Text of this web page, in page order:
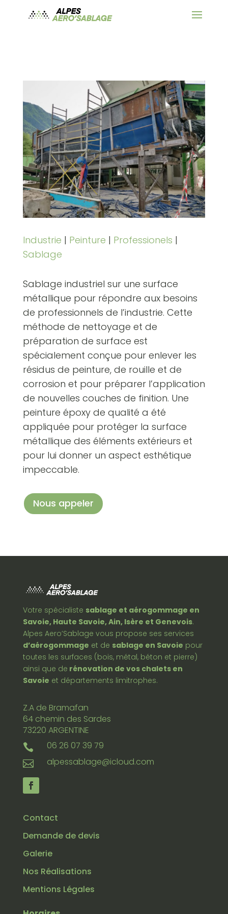
Industrie | Peinture | Professionels |
Sablage
Sablage industriel sur une surface
métallique pour répondre aux besoins
de professionnels de l’industrie. Cette
méthode de nettoyage et de
préparation de surface est
spécialement conçue pour enlever les
résidus de peinture, de rouille et de
corrosion et pour préparer l’application
de nouvelles couches de finition. Une
peinture époxy de qualité a été
appliquée pour protéger la surface
métallique des éléments extérieurs et
pour lui donner un aspect esthétique
impeccable.
Nous appeler
Votre spécialiste sablage et aérogommage en
Savoie, Haute Savoie, Ain, Isère et Genevois.
Alpes Aero’Sablage vous propose ses services
d’aérogommage et de sablage en Savoie pour
toutes les surfaces (bois, métal, béton et pierre)
ainsi que de rénovation de vos chalets en
Savoie et départements limitrophes.
Z.A de Bramafan
64 chemin des Sardes
73220 ARGENTINE
 06 26 07 39 79
 alpessablage@icloud.com
Contact
Demande de devis
Galerie
Nos Réalisations
Mentions Légales